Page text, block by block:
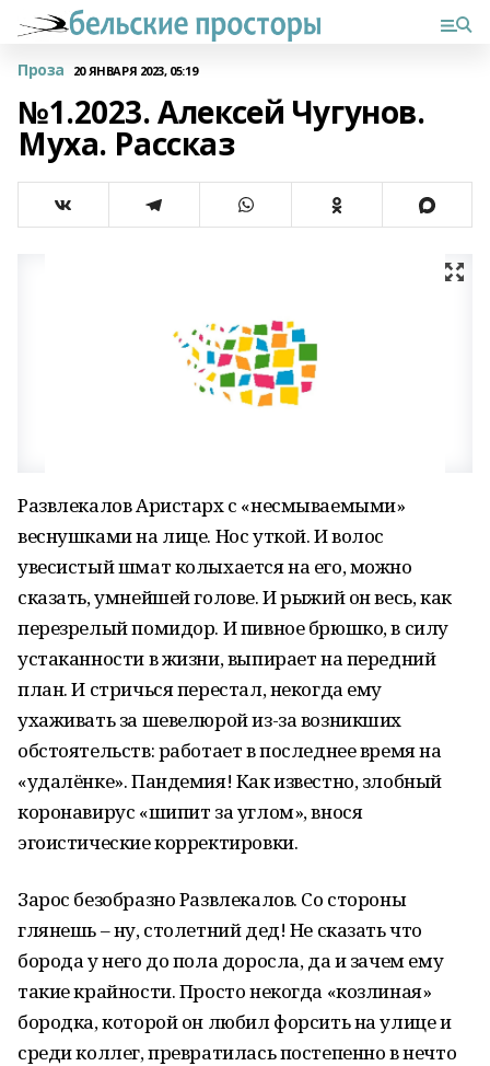
Проза 20 ЯНВАРЯ 2023, 05:19
№1.2023. Алексей Чугунов.
Муха. Рассказ
Развлекалов Аристарх с «несмываемыми»
веснушками на лице. Нос уткой. И волос
увесистый шмат колыхается на его, можно
сказать, умнейшей голове. И рыжий он весь, как
перезрелый помидор. И пивное брюшко, в силу
устаканности в жизни, выпирает на передний
план. И стричься перестал, некогда ему
ухаживать за шевелюрой из-за возникших
обстоятельств: работает в последнее время на
«удалёнке». Пандемия! Как известно, злобный
коронавирус «шипит за углом», внося
эгоистические корректировки.
Зарос безобразно Развлекалов. Со стороны
глянешь – ну, столетний дед! Не сказать что
борода у него до пола доросла, да и зачем ему
такие крайности. Просто некогда «козлиная»
бородка, которой он любил форсить на улице и
среди коллег, превратилась постепенно в нечто